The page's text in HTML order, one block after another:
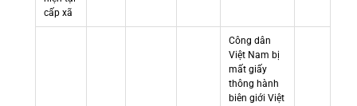
cấp xã
Công dân
Việt Nam bị
mất giấy
thông hành
biên giới Việt